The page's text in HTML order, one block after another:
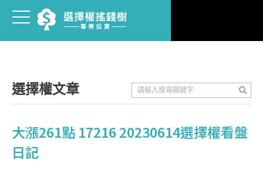
選擇權文章
大漲261點 17216 20230614選擇權看盤
日記